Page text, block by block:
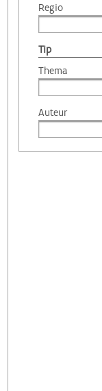
Regio
Tip
Thema
Auteur